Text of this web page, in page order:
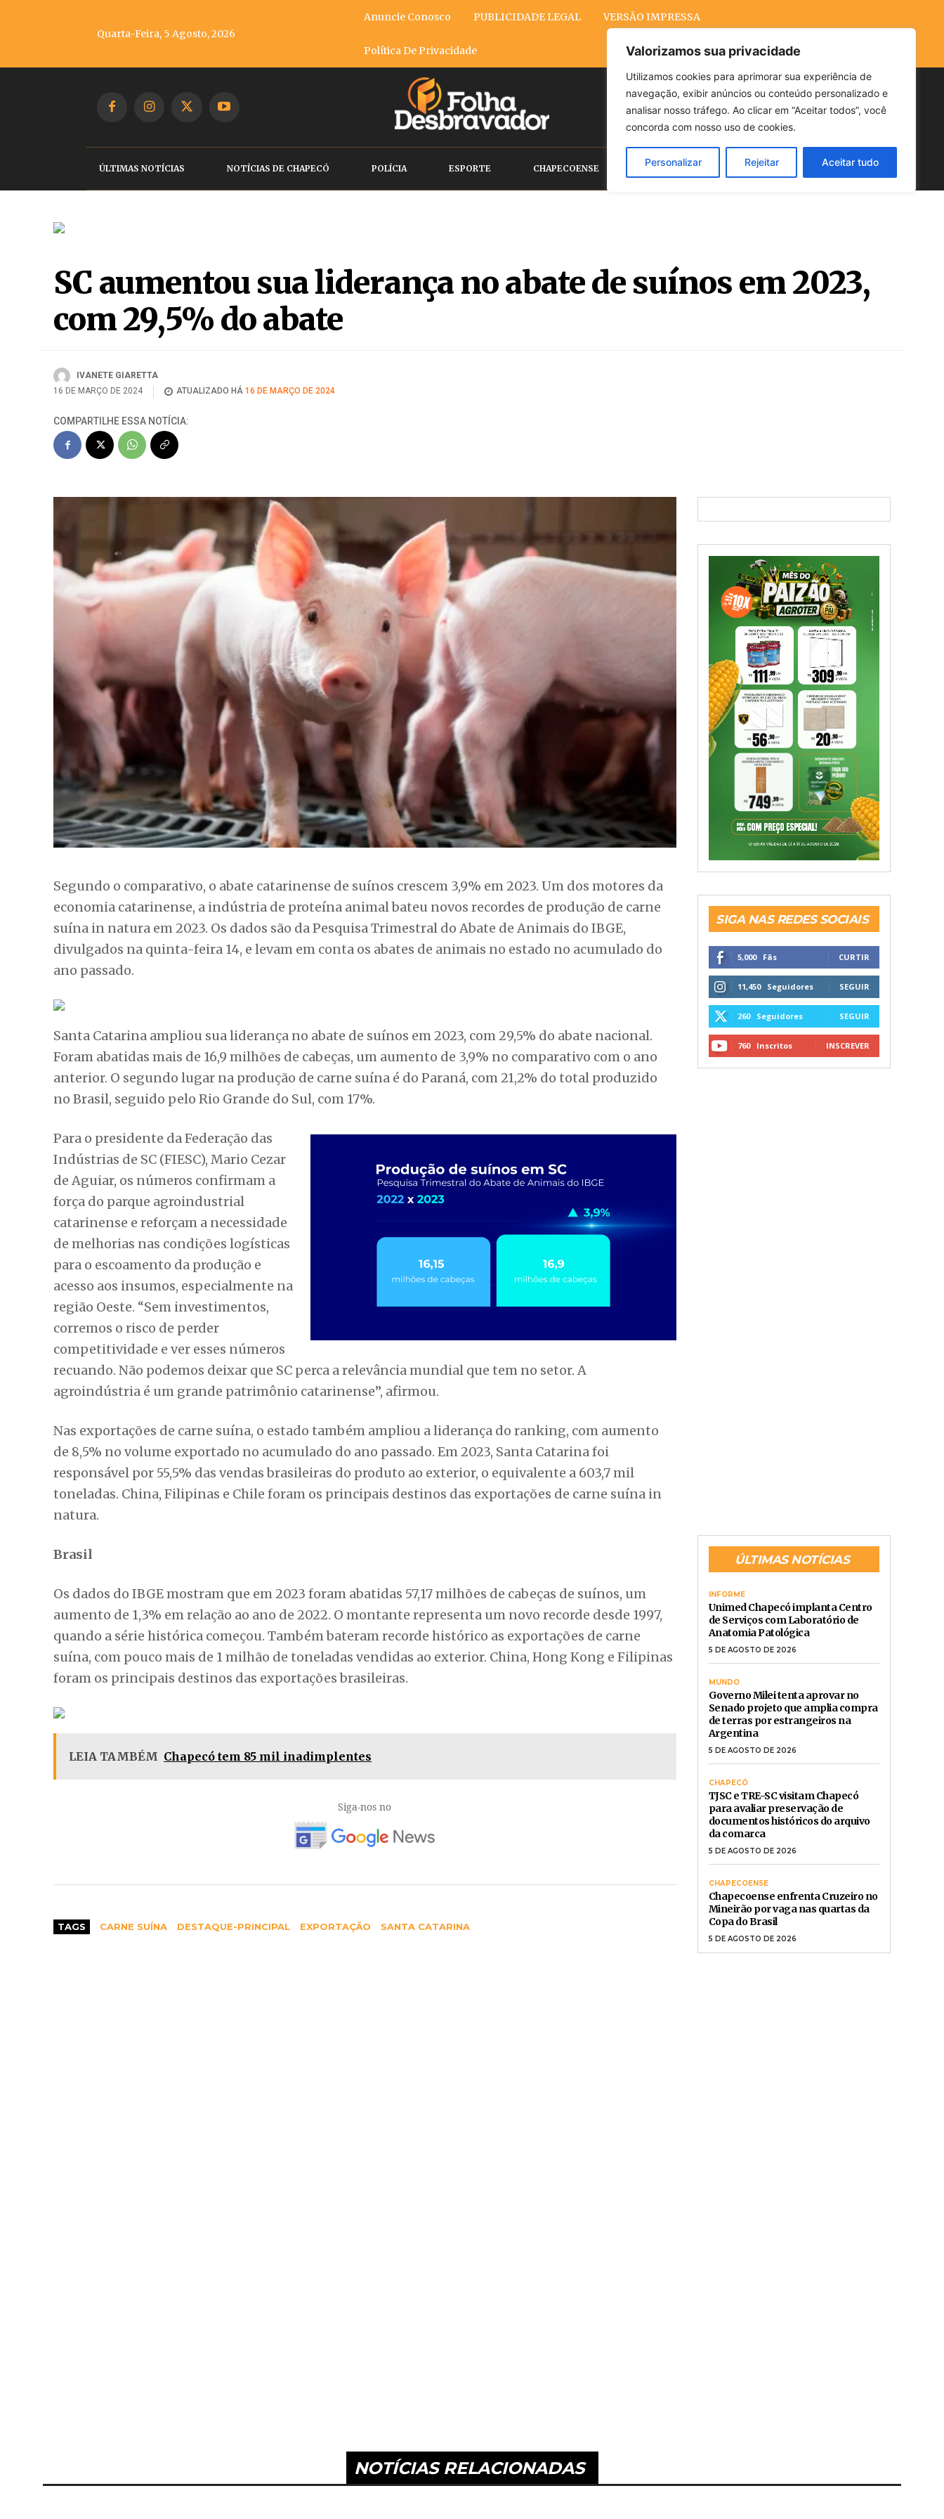
Valorizamos sua privacidade
Utilizamos cookies para aprimorar sua experiência de
navegação, exibir anúncios ou conteúdo personalizado e
analisar nosso tráfego. Ao clicar em “Aceitar todos”, você
concorda com nosso uso de cookies.
Personalizar Rejeitar Aceitar tudo
Quarta-Feira, 5 Agosto, 2026
Anuncie Conosco PUBLICIDADE LEGAL VERSÃO IMPRESSA
Política De Privacidade
Buscar
ÚLTIMAS NOTÍCIAS NOTÍCIAS DE CHAPECÓ POLÍCIA ESPORTE CHAPECOENSE POLÍTICA CLIMA ECONOMIA
SC aumentou sua liderança no abate de suínos em 2023,
com 29,5% do abate
IVANETE GIARETTA
16 DE MARÇO DE 2024
ATUALIZADO HÁ 16 DE MARÇO DE 2024
COMPARTILHE ESSA NOTÍCIA:
Segundo o comparativo, o abate catarinense de suínos crescem 3,9% em 2023. Um dos motores da
economia catarinense, a indústria de proteína animal bateu novos recordes de produção de carne
suína in natura em 2023. Os dados são da Pesquisa Trimestral do Abate de Animais do IBGE,
divulgados na quinta-feira 14, e levam em conta os abates de animais no estado no acumulado do
ano passado.
Santa Catarina ampliou sua liderança no abate de suínos em 2023, com 29,5% do abate nacional.
Foram abatidas mais de 16,9 milhões de cabeças, um aumento de 3,9% no comparativo com o ano
anterior. O segundo lugar na produção de carne suína é do Paraná, com 21,2% do total produzido
no Brasil, seguido pelo Rio Grande do Sul, com 17%.
Para o presidente da Federação das
Indústrias de SC (FIESC), Mario Cezar
de Aguiar, os números confirmam a
força do parque agroindustrial
catarinense e reforçam a necessidade
de melhorias nas condições logísticas
para o escoamento da produção e
acesso aos insumos, especialmente na
região Oeste. “Sem investimentos,
corremos o risco de perder
competitividade e ver esses números
recuando. Não podemos deixar que SC perca a relevância mundial que tem no setor. A
agroindústria é um grande patrimônio catarinense”, afirmou.
Nas exportações de carne suína, o estado também ampliou a liderança do ranking, com aumento
de 8,5% no volume exportado no acumulado do ano passado. Em 2023, Santa Catarina foi
responsável por 55,5% das vendas brasileiras do produto ao exterior, o equivalente a 603,7 mil
toneladas. China, Filipinas e Chile foram os principais destinos das exportações de carne suína in
natura.
Brasil
Os dados do IBGE mostram que em 2023 foram abatidas 57,17 milhões de cabeças de suínos, um
aumento de 1,3% em relação ao ano de 2022. O montante representa um novo recorde desde 1997,
quando a série histórica começou. Também bateram recorde histórico as exportações de carne
suína, com pouco mais de 1 milhão de toneladas vendidas ao exterior. China, Hong Kong e Filipinas
foram os principais destinos das exportações brasileiras.
LEIA TAMBÉM Chapecó tem 85 mil inadimplentes
Siga-nos no
TAGS CARNE SUÍNA DESTAQUE-PRINCIPAL EXPORTAÇÃO SANTA CATARINA
SIGA NAS REDES SOCIAIS
5,000 Fãs CURTIR
11,450 Seguidores SEGUIR
260 Seguidores SEGUIR
760 Inscritos INSCREVER
ÚLTIMAS NOTÍCIAS
INFORME
Unimed Chapecó implanta Centro
de Serviços com Laboratório de
Anatomia Patológica
5 DE AGOSTO DE 2026
MUNDO
Governo Milei tenta aprovar no
Senado projeto que amplia compra
de terras por estrangeiros na
Argentina
5 DE AGOSTO DE 2026
CHAPECÓ
TJSC e TRE-SC visitam Chapecó
para avaliar preservação de
documentos históricos do arquivo
da comarca
5 DE AGOSTO DE 2026
CHAPECOENSE
Chapecoense enfrenta Cruzeiro no
Mineirão por vaga nas quartas da
Copa do Brasil
5 DE AGOSTO DE 2026
NOTÍCIAS RELACIONADAS